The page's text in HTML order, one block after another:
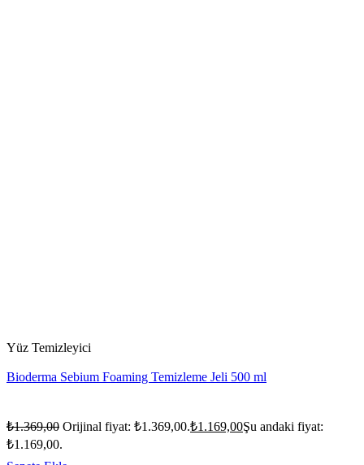
Yüz Temizleyici
Bioderma Sebium Foaming Temizleme Jeli 500 ml
₺1.369,00 Orijinal fiyat: ₺1.369,00.₺1.169,00Şu andaki fiyat:
₺1.169,00.